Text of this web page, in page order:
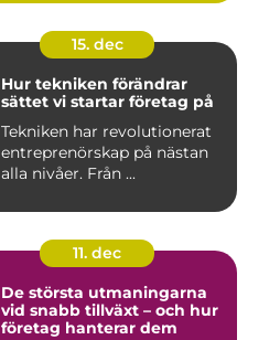
15. dec
Hur tekniken förändrar
sättet vi startar företag på
Tekniken har revolutionerat
entreprenörskap på nästan
alla nivåer. Från ...
11. dec
De största utmaningarna
vid snabb tillväxt – och hur
företag hanterar dem